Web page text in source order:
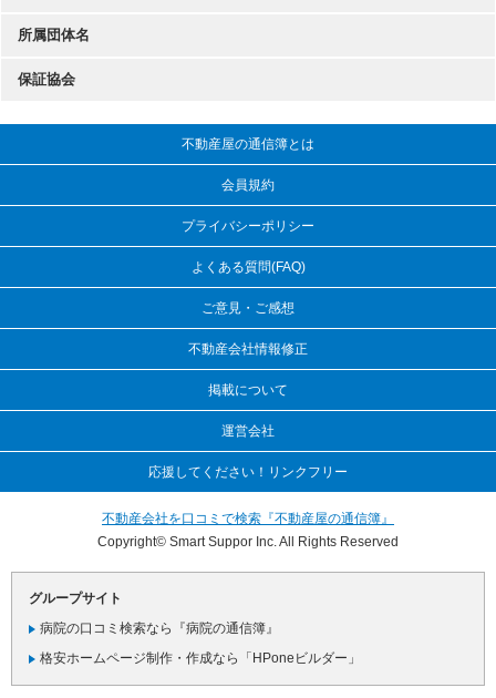
所属団体名
保証協会
不動産屋の通信簿とは
会員規約
プライバシーポリシー
よくある質問(FAQ)
ご意見・ご感想
不動産会社情報修正
掲載について
運営会社
応援してください！リンクフリー
不動産会社を口コミで検索『不動産屋の通信簿』
Copyright© Smart Suppor Inc. All Rights Reserved
グループサイト
病院の口コミ検索なら『病院の通信簿』
格安ホームページ制作・作成なら「HPoneビルダー」